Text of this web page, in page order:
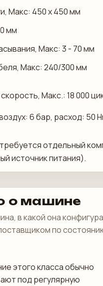
Макс: 450 x 450 мм
мм
Макс: 3 - 70 мм
Макс: 240/300 мм
Макс.: 18 000
6 бар, расход: 50
отдельный
источник питания).
о машине
в какой она
по
этого класса обычно
под регулярную